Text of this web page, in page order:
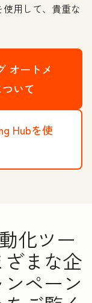
用して、貴重な
オートメ
いて
Hubを使
化ツー
まな企
ペーン